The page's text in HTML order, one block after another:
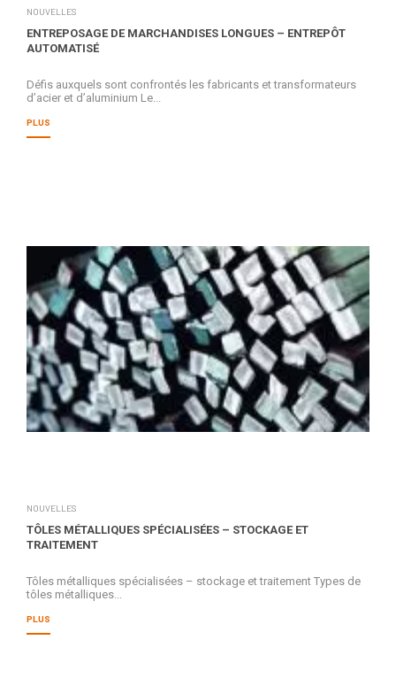
NOUVELLES
ENTREPOSAGE DE MARCHANDISES LONGUES – ENTREPÔT
AUTOMATISÉ
Défis auxquels sont confrontés les fabricants et transformateurs
d’acier et d’aluminium Le...
PLUS
NOUVELLES
TÔLES MÉTALLIQUES SPÉCIALISÉES – STOCKAGE ET
TRAITEMENT
Tôles métalliques spécialisées – stockage et traitement Types de
tôles métalliques...
PLUS